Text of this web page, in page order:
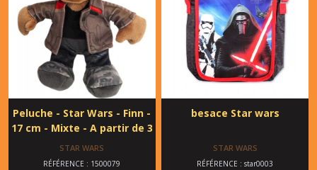
Peluche - Star Wars - Finn -
17 cm - Mixte - A partir de 3
ans
STAR WARS
RÉFÉRENCE : 1500079
besace Star wars
STAR WARS
RÉFÉRENCE : star0003